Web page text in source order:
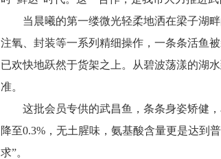
当晨曦的第一缕微光轻柔地洒在梁子湖畔
注氧、封装等一系列精细操作，一条条活鱼
已欢快地跃然于货架之上。从碧波荡漾的湖
准。
这批会员专供的武昌鱼，条条身姿矫健，
降至0.3%，无土腥味，氨基酸含量更是达到
求”。